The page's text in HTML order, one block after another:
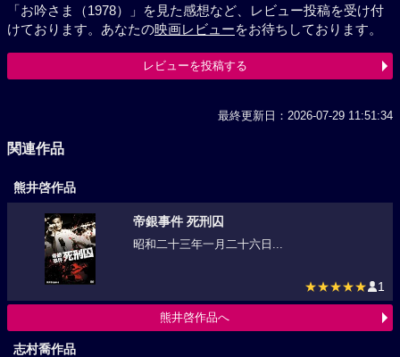
「お吟さま（1978）」を見た感想など、レビュー投稿を受け付
けております。あなたの映画レビューをお待ちしております。
レビューを投稿する
最終更新日：2026-07-29 11:51:34
関連作品
熊井啓作品
帝銀事件 死刑囚
昭和二十三年一月二十六日...
★★★★★ 1
熊井啓作品へ
志村喬作品